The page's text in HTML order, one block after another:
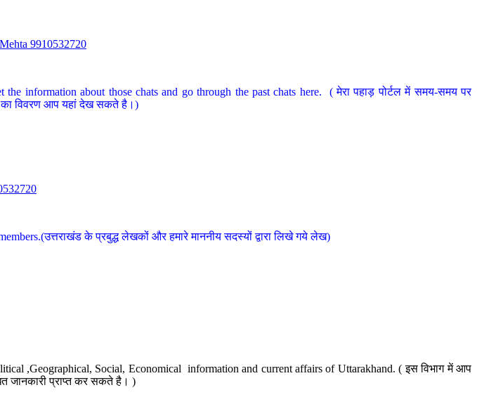
9910532720
information about those chats and go through the past chats here. ( मेरा पहाड़ पोर्टल में समय-समय पर
का विवरण आप यहां देख सकते है।)
के प्रबुद्ध लेखकों और हमारे माननीय सदस्यों द्वारा लिखे गये लेख)
,Geographical, Social, Economical information and current affairs of Uttarakhand. ( इस विभाग में आप
जानकारी प्राप्त कर सकते है। )